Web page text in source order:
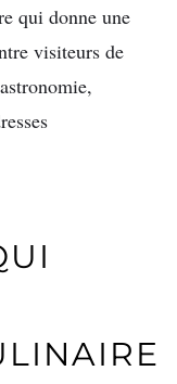
qui donne une
visiteurs de